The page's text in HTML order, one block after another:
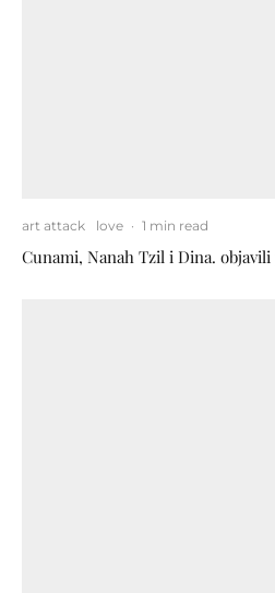
art attack love · 1 min read
Cunami, Nanah Tzil i Dina.